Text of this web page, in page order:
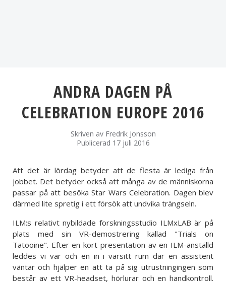
ANDRA DAGEN PÅ
CELEBRATION EUROPE 2016
Skriven av Fredrik Jonsson
Publicerad 17 juli 2016
Att det är lördag betyder att de flesta är lediga från
jobbet. Det betyder också att många av de människorna
passar på att besöka Star Wars Celebration. Dagen blev
därmed lite spretig i ett försök att undvika trängseln.
ILM:s relativt nybildade forskningsstudio ILMxLAB är på
plats med sin VR-demostrering kallad "Trials on
Tatooine". Efter en kort presentation av en ILM-anställd
leddes vi var och en in i varsitt rum där en assistent
väntar och hjälper en att ta på sig utrustningingen som
består av ett VR-headset, hörlurar och en handkontroll.